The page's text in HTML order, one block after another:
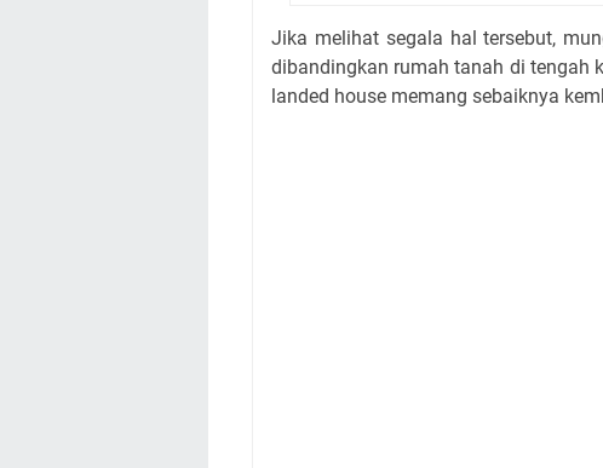
Jika melihat segala hal tersebut,
dibandingkan rumah tanah di tengah
landed house memang sebaiknya